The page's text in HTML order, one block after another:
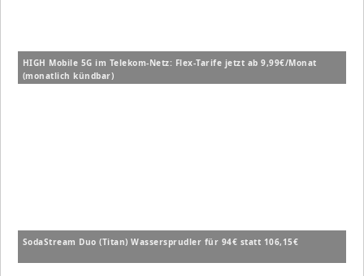
HIGH Mobile 5G im Telekom-Netz: Flex-Tarife jetzt ab 9,99€/Monat
(monatlich kündbar)
SodaStream Duo (Titan) Wassersprudler für 94€ statt 106,15€